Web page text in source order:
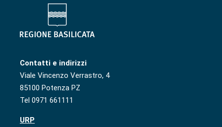
Contatti e indirizzi
Viale Vincenzo Verrastro, 4
85100 Potenza PZ
Tel 0971 661111
URP